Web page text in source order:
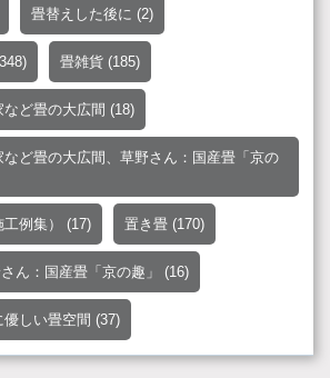
畳替えした後に (2)
畳雑貨 (185)
ど畳の大広間 (18)
ど畳の大広間、草野さん：国産畳「京の
例集） (17) 置き畳 (170)
ん：国産畳「京の趣」 (16)
しい畳空間 (37)